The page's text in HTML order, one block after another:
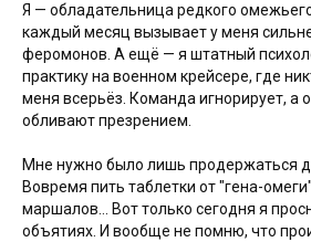
Я — обладательница редкого
каждый месяц вызывает у меня
феромонов. А ещё — я штатный
практику на военном крейсере, где
меня всерьёз. Команда игнорирует, а
обливают презрением.
Мне нужно было лишь продержаться
Вовремя пить таблетки от "гена-
маршалов… Вот только сегодня я
объятиях. И вообще не помню, что